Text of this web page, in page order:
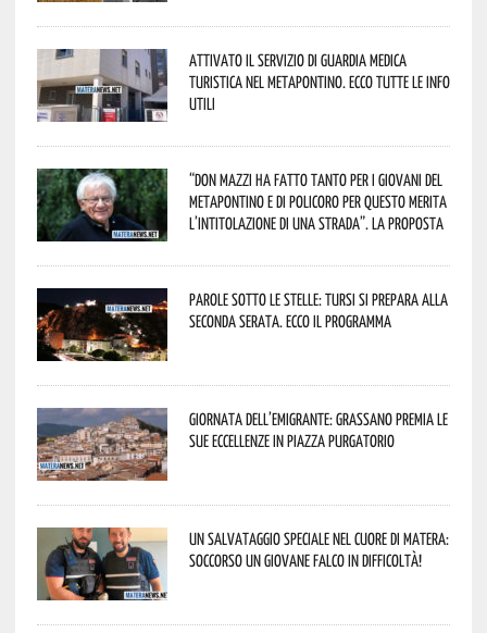
Attivato il servizio di Guardia Medica
Turistica nel Metapontino. Ecco tutte le info
utili
“Don Mazzi ha fatto tanto per i giovani del
Metapontino e di Policoro per questo merita
l’intitolazione di una strada”. La proposta
Parole sotto le stelle: Tursi si prepara alla
seconda serata. Ecco il programma
Giornata dell’Emigrante: Grassano premia le
sue eccellenze in Piazza Purgatorio
Un salvataggio speciale nel cuore di Matera:
soccorso un giovane falco in difficoltà!